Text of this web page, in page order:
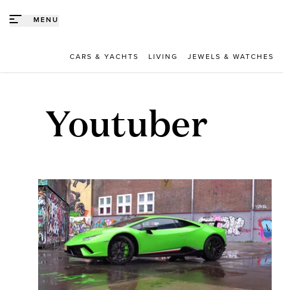
MENU
CARS & YACHTS LIVING JEWELS & WATCHES
Youtuber